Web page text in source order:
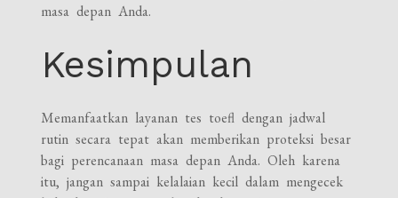
masa depan Anda.
Kesimpulan
Memanfaatkan layanan tes toefl dengan jadwal
rutin secara tepat akan memberikan proteksi besar
bagi perencanaan masa depan Anda. Oleh karena
itu, jangan sampai kelalaian kecil dalam mengecek